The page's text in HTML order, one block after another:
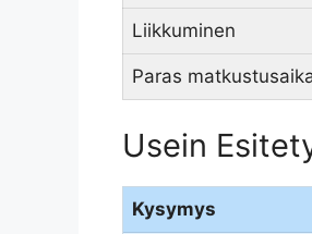
Liikkuminen
Paras
Usein
Kysymys